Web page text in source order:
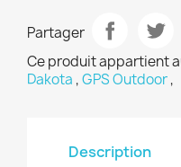
Partager
Ce produit appartient
Dakota ,GPS Outdoor,
Description